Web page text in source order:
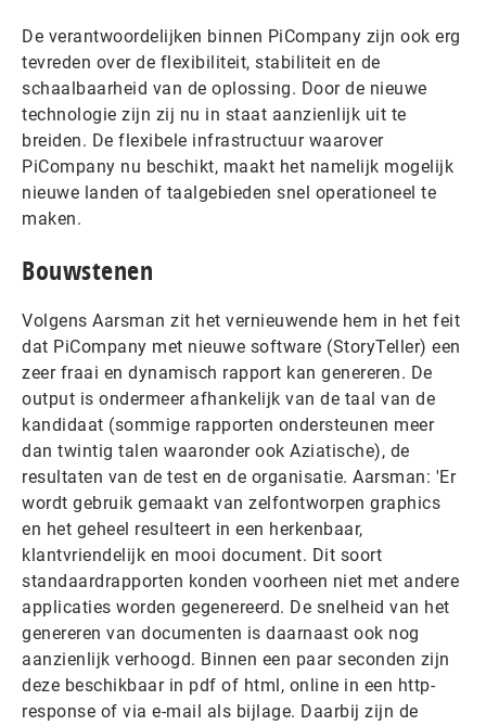
De verantwoordelijken binnen PiCompany zijn ook erg
tevreden over de flexibiliteit, stabiliteit en de
schaalbaarheid van de oplossing. Door de nieuwe
technologie zijn zij nu in staat aanzienlijk uit te
breiden. De flexibele infrastructuur waarover
PiCompany nu beschikt, maakt het namelijk mogelijk
nieuwe landen of taalgebieden snel operationeel te
maken.
Bouwstenen
Volgens Aarsman zit het vernieuwende hem in het feit
dat PiCompany met nieuwe software (StoryTeller) een
zeer fraai en dynamisch rapport kan genereren. De
output is ondermeer afhankelijk van de taal van de
kandidaat (sommige rapporten ondersteunen meer
dan twintig talen waaronder ook Aziatische), de
resultaten van de test en de organisatie. Aarsman: 'Er
wordt gebruik gemaakt van zelfontworpen graphics
en het geheel resulteert in een herkenbaar,
klantvriendelijk en mooi document. Dit soort
standaardrapporten konden voorheen niet met andere
applicaties worden gegenereerd. De snelheid van het
genereren van documenten is daarnaast ook nog
aanzienlijk verhoogd. Binnen een paar seconden zijn
deze beschikbaar in pdf of html, online in een http-
response of via e-mail als bijlage. Daarbij zijn de